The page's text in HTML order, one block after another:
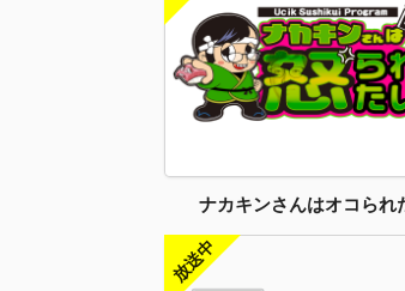
ナカキンさんはオコられ